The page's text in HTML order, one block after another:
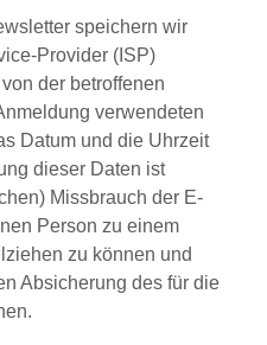
speichern wir
Provider (ISP)
der betroffenen
verwendeten
Datum und die Uhrzeit
dieser Daten ist
Missbrauch der E-
Person zu einem
zu können und
Absicherung des für die